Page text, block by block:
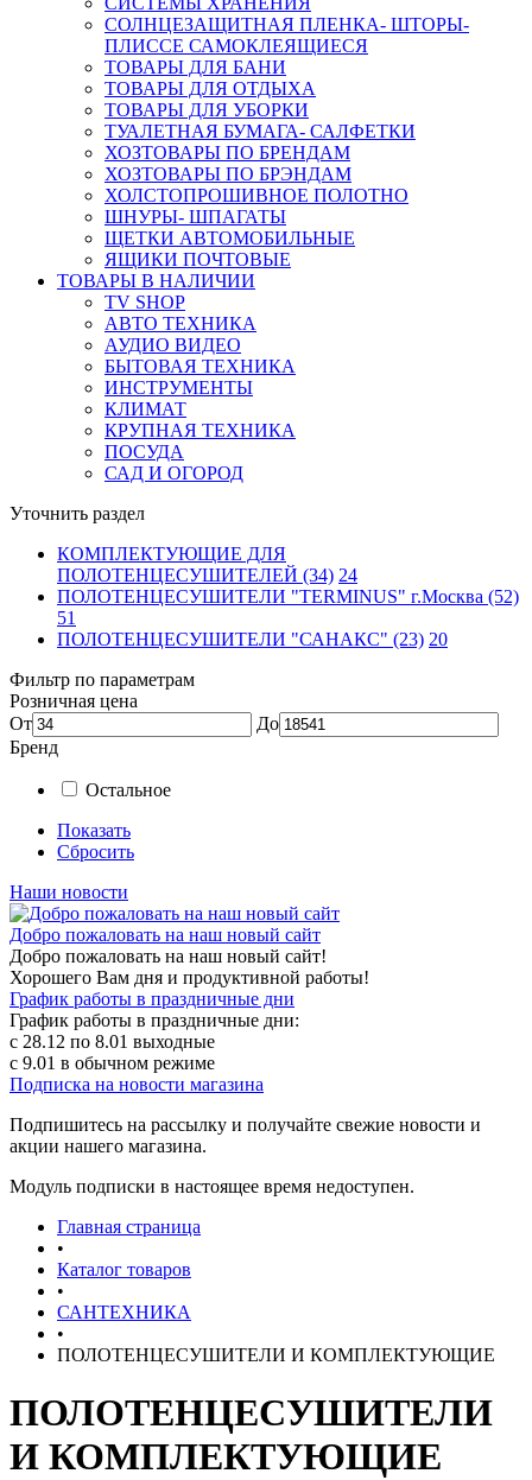
СОЛНЦЕЗАЩИТНАЯ ПЛЕНКА- ШТОРЫ-
ПЛИССЕ САМОКЛЕЯЩИЕСЯ
ТОВАРЫ ДЛЯ БАНИ
ТОВАРЫ ДЛЯ ОТДЫХА
ТОВАРЫ ДЛЯ УБОРКИ
ТУАЛЕТНАЯ БУМАГА- САЛФЕТКИ
ХОЗТОВАРЫ ПО БРЕНДАМ
ХОЗТОВАРЫ ПО БРЭНДАМ
ХОЛСТОПРОШИВНОЕ ПОЛОТНО
ШНУРЫ- ШПАГАТЫ
ЩЕТКИ АВТОМОБИЛЬНЫЕ
ЯЩИКИ ПОЧТОВЫЕ
ТОВАРЫ В НАЛИЧИИ
TV SHOP
АВТО ТЕХНИКА
АУДИО ВИДЕО
БЫТОВАЯ ТЕХНИКА
ИНСТРУМЕНТЫ
КЛИМАТ
КРУПНАЯ ТЕХНИКА
ПОСУДА
САД И ОГОРОД
Уточнить раздел
КОМПЛЕКТУЮЩИЕ ДЛЯ
ПОЛОТЕНЦЕСУШИТЕЛЕЙ (34) 24
ПОЛОТЕНЦЕСУШИТЕЛИ "TERMINUS" г.Москва (52)
51
ПОЛОТЕНЦЕСУШИТЕЛИ "САНАКС" (23) 20
Фильтр по параметрам
Розничная цена
От
До
Бренд
Остальное
Показать
Сбросить
Наши новости
Добро пожаловать на наш новый сайт
Добро пожаловать на наш новый сайт!
Хорошего Вам дня и продуктивной работы!
График работы в праздничные дни
График работы в праздничные дни:
с 28.12 по 8.01 выходные
с 9.01 в обычном режиме
Подписка на новости магазина
Подпишитесь на рассылку и получайте свежие новости и
акции нашего магазина.
Модуль подписки в настоящее время недоступен.
Главная страница
•
Каталог товаров
•
САНТЕХНИКА
•
ПОЛОТЕНЦЕСУШИТЕЛИ И КОМПЛЕКТУЮЩИЕ
ПОЛОТЕНЦЕСУШИТЕЛИ
И КОМПЛЕКТУЮЩИЕ